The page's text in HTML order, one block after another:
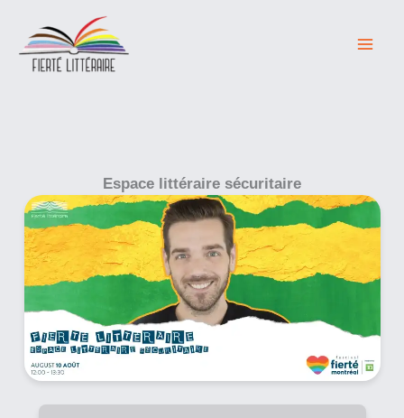
content
Espace littéraire sécuritaire